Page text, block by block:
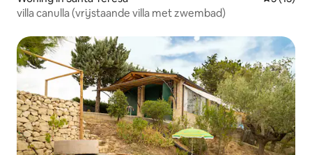
villa canulla (vrijstaande villa met zwembad)